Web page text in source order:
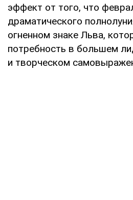
эффект от того, что
драматического
огненном знаке Льва,
потребность в большем
и творческом